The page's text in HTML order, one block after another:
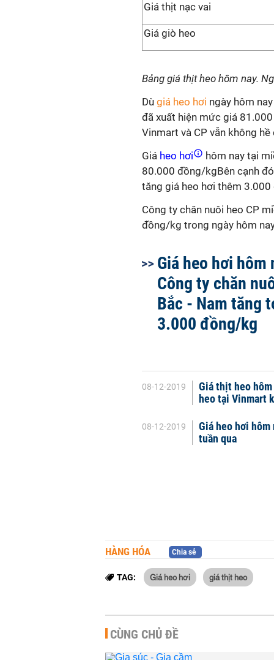
Giá thịt nạc vai
Giá giò heo
Bảng giá thịt heo hôm nay.
Dù giá heo hơi ngày hôm
đã xuất hiện mức giá
Vinmart và CP vẫn không
Giá heo hơi
hôm nay tại
80.000 đồng/kgBên cạnh
tăng giá heo hơi thêm
Công ty chăn nuôi heo CP
đồng/kg trong ngày hôm
Giá heo hơi hôm
Công ty chăn
Bắc - Nam tăng
3.000 đồng/kg
08-12-2019
Giá thịt heo
heo tại Vinmart
08-12-2019
Giá heo hơi
tuần qua
HÀNG HÓA Chia sẻ
TAG: Giá heo hơi giá thịt heo
CÙNG CHỦ ĐỀ